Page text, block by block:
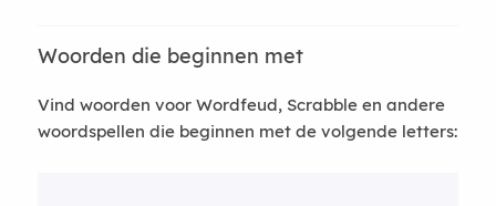
Woorden die beginnen met
Vind woorden voor Wordfeud, Scrabble en andere
woordspellen die beginnen met de volgende letters: